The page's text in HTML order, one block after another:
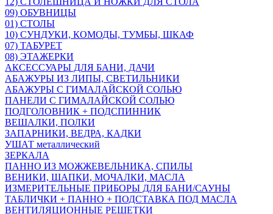
09) ОБУВНИЦЫ
01) СТОЛЫ
10) СУНДУКИ, КОМОДЫ, ТУМБЫ, ШКАФ
07) ТАБУРЕТ
08) ЭТАЖЕРКИ
АКСЕССУАРЫ ДЛЯ БАНИ, ДАЧИ
АБАЖУРЫ ИЗ ЛИПЫ, СВЕТИЛЬНИКИ
АБАЖУРЫ С ГИМАЛАЙСКОЙ СОЛЬЮ
ПАНЕЛИ С ГИМАЛАЙСКОЙ СОЛЬЮ
ПОДГОЛОВНИК + ПОДСПИННИК
ВЕШАЛКИ, ПОЛКИ
ЗАПАРНИКИ, ВЕДРА, КАДКИ
УШАТ металлический
ЗЕРКАЛА
ПАННО ИЗ МОЖЖЕВЕЛЬНИКА, СПИЛЫ
ВЕНИКИ, ШАПКИ, МОЧАЛКИ, МАСЛА
ИЗМЕРИТЕЛЬНЫЕ ПРИБОРЫ ДЛЯ БАНИ/САУНЫ
ТАБЛИЧКИ + ПАННО + ПОДСТАВКА ПОД МАСЛА
ВЕНТИЛЯЦИОННЫЕ РЕШЕТКИ